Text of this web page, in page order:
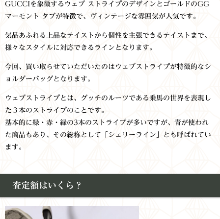
GUCCIを象徴するウェブ ストライプのデザインとゴールドのGG
マーモント タブが特徴で、ヴィンテージな雰囲気が人気です。
気品あふれる上品なテイストから個性を主張できるテイストまで、
様々なスタイルに対応できるラインとなります。
今回、買い取らせていただいたのはウェブストライプが特徴的なシ
ョルダーバッグとなります。
ウェブストライプとは、グッチのルーツである乗馬の世界を表現し
た３本のストライプのことです。
基本的に緑・赤・緑の3本のストライプが多いですが、青が使われ
た商品もあり、その総称として「シェリーライン」とも呼ばれてい
ます。
査定額はいくら？